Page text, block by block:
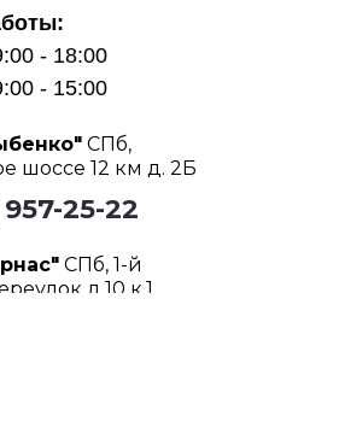
- 18:00
- 15:00
СПб, 1-й
д.10 к.1
СПб,
шоссе 12 км д. 2Б
25-22